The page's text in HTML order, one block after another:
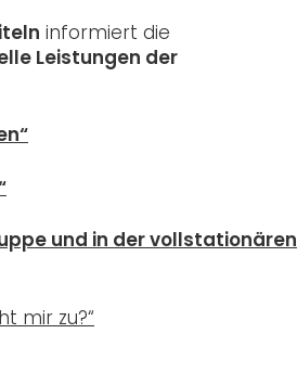
informiert die
Leistungen der
und in der vollstationären
mir zu?“